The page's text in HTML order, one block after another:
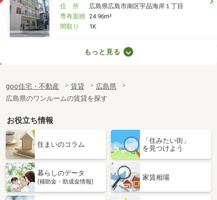
住 所
広島県広島市南区宇品海岸１丁目
専有面積 24.96m²
間取り
1K
広島県安芸郡府中町石井城１丁目
専有面積
22m²
間取り
1K
広島県広島市中区鶴見町
価 格
8.20万円
広島県広島市中区鶴見町
専有面積 27.7m²
間取り
広島県広島市安佐南区安東６丁目
もっと見る
goo住宅・不動産 賃貸
広島県
広島県のワンルームの賃貸を探す
お役立ち情報
住まいのコラム
「住みたい街」
を見つけよう
暮らしのデータ
(補助金・助成金情報)
家賃相場